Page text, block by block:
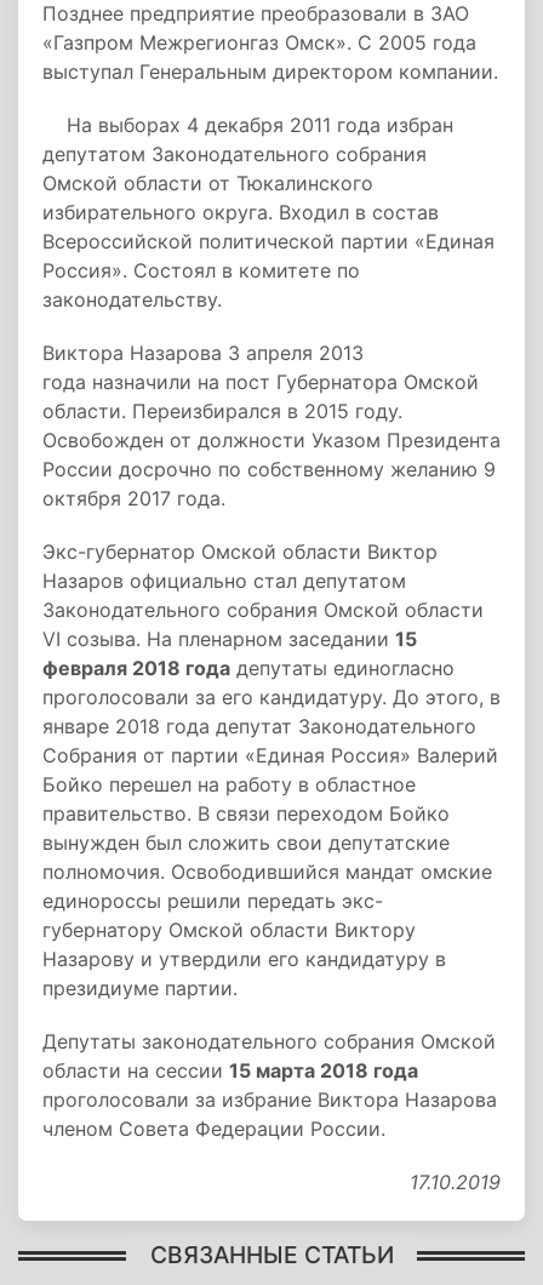
Позднее предприятие преобразовали в ЗАО
«Газпром Межрегионгаз Омск». С 2005 года
выступал Генеральным директором компании.
На выборах 4 декабря 2011 года избран
депутатом Законодательного собрания
Омской области от Тюкалинского
избирательного округа. Входил в состав
Всероссийской политической партии «Единая
Россия». Состоял в комитете по
законодательству.
Виктора Назарова 3 апреля 2013
года назначили на пост Губернатора Омской
области. Переизбирался в 2015 году.
Освобожден от должности Указом Президента
России досрочно по собственному желанию 9
октября 2017 года.
Экс-губернатор Омской области Виктор
Назаров официально стал депутатом
Законодательного собрания Омской области
VI созыва. На пленарном заседании 15
февраля 2018 года депутаты единогласно
проголосовали за его кандидатуру. До этого, в
январе 2018 года депутат Законодательного
Собрания от партии «Единая Россия» Валерий
Бойко перешел на работу в областное
правительство. В связи переходом Бойко
вынужден был сложить свои депутатские
полномочия. Освободившийся мандат омские
единороссы решили передать экс-
губернатору Омской области Виктору
Назарову и утвердили его кандидатуру в
президиуме партии.
Депутаты законодательного собрания Омской
области на сессии 15 марта 2018 года
проголосовали за избрание Виктора Назарова
членом Совета Федерации России.
17.10.2019
СВЯЗАННЫЕ СТАТЬИ